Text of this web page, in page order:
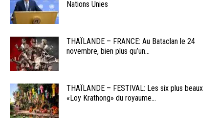
Nations Unies
THAÏLANDE – FRANCE: Au Bataclan le 24
novembre, bien plus qu’un...
THAÏLANDE – FESTIVAL: Les six plus beaux
«Loy Krathong» du royaume...